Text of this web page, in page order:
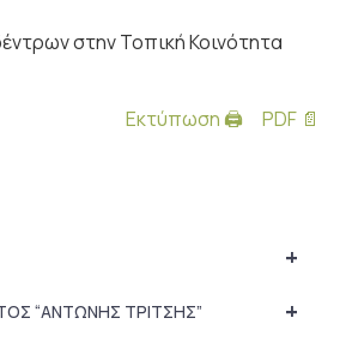
στην Τοπική Κοινότητα
Εκτύπωση 🖨
PDF 📄
+
+
“ΑΝΤΩΝΗΣ ΤΡΙΤΣΗΣ”